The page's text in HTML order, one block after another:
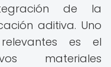
de la
aditiva. Uno
es el
materiales